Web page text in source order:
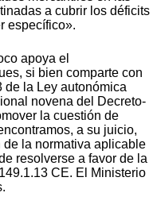
a cubrir los déficits
específico».
apoya el
si bien comparte con
de la Ley autonómica
novena del Decreto-
la cuestión de
a su juicio,
la normativa aplicable
resolverse a favor de la
CE. El Ministerio